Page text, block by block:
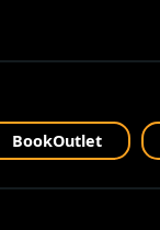
BookOutlet